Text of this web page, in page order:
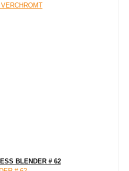
BLENDER # 62